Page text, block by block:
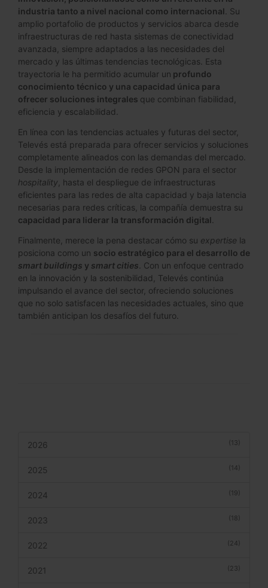
industria tanto a nivel nacional como internacional . Su
amplio portafolio de productos y servicios abarca desde
infraestructuras de red hasta sistemas de conectividad
avanzada, siempre adaptados a las necesidades del
mercado y las últimas tendencias tecnológicas. Esta
trayectoria le ha permitido acumular un profundo
conocimiento técnico y una capacidad única para
ofrecer soluciones integrales que combinan fiabilidad,
eficiencia y escalabilidad.
En línea con las tendencias actuales y futuras del sector,
Televés está preparada para ofrecer servicios y soluciones
completamente alineados con las demandas del mercado.
Desde la implementación de redes GPON para el sector
hospitality , hasta el despliegue de infraestructuras
eficientes para las redes de alta capacidad y baja latencia
necesarias para redes críticas, la compañía demuestra su
capacidad para liderar la transformación digital
Finalmente, merece la pena destacar cómo su expertise la
posiciona como un socio estratégico para el desarrollo de
smart buildings y smart cities . Con un enfoque centrado
en la innovación y la sostenibilidad, Televés continúa
impulsando el avance del sector, ofreciendo soluciones
que no solo satisfacen las necesidades actuales, sino que
también anticipan los desafíos del futuro.
(13)
2026
(14)
2025
(19)
2024
(18)
2023
(24)
2022
(23)
2021